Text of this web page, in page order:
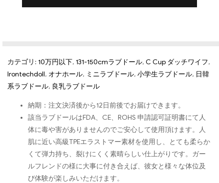
カテゴリ: 10万円以下, 131-150cmラブドール, C Cup ダッチワイフ,
Irontechdoll, オナホール, ミニラブドール, 小学生ラブドール, 日韓
系ラブドール, 良乳ラブドール
納期：注文決済後から12日前後でお届けできます。
該当ラブドールはFDA、CE、ROHS 申請認可証明書にて人
体に毒や害がありませんのでご安心して使用頂けます。人
肌に近い高級TPEエラストマー素材を使用し、とても柔らか
くて弾力持ち、裂けにくく素晴らしい仕上がりです。ガー
ルフレンドの様に大事に付き合えば、彼女と様々な体位及
び体験が楽しみいただけます。